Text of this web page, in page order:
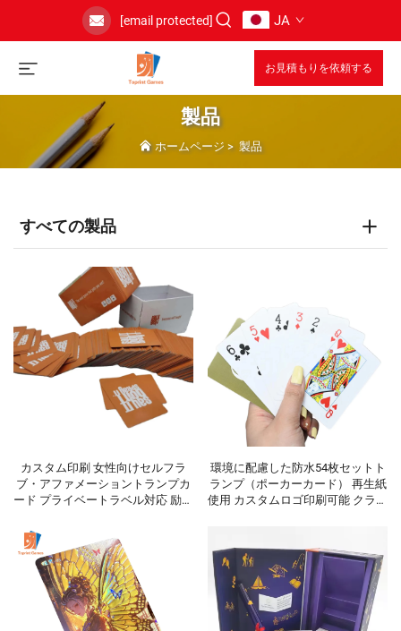
[email protected] JA
お見積もりを依頼する
製品
ホームページ > 製品
すべての製品
カスタム印刷 女性向けセルフラ
ブ・アファメーショントランプカ
ード プライベートラベル対応 励ま
環境に配慮した防水54枚セットト
ランプ（ポーカーカード） 再生紙
使用 カスタムロゴ印刷可能 クラシ